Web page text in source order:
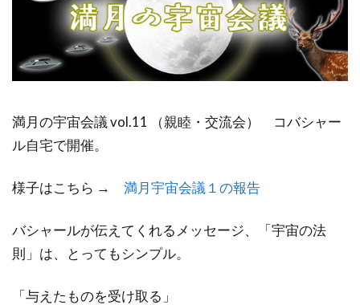
満月の宇宙会議 vol.11 （親睦・交流会） コバシャー
ル自宅で開催。
様子はこちら → 満月宇宙会議１の報告
バシャールが伝えてくれるメッセージ、「宇宙の法
則」は、とってもシンプル。
「与えたものを受け取る」